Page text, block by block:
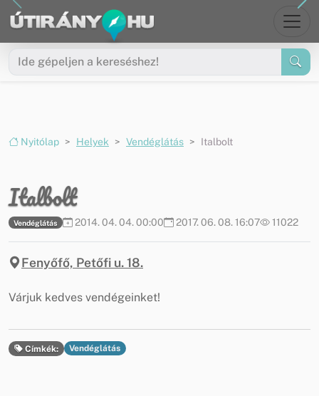
Ugrás a menüre
Ugrás a tartalomra
Nyitólap Helyek Vendéglátás Italbolt
Italbolt
Vendéglátás 2014. 04. 04. 00:00 2017. 06. 08. 16:07 11022
Fenyőfő, Petőfi u. 18.
Várjuk kedves vendégeinket!
Címkék: Vendéglátás